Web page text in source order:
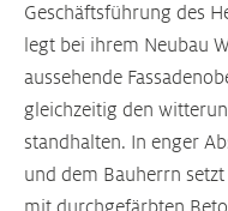
Geschäftsführung des
legt bei ihrem Neubau
aussehende
gleichzeitig den
standhalten. In enger
und dem Bauherrn